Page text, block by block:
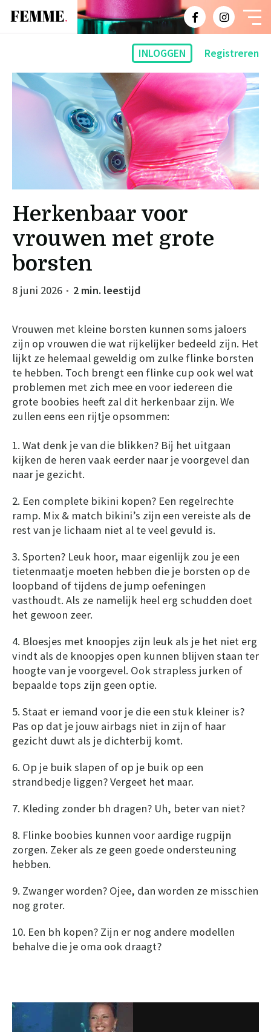
INLOGGEN Registreren
Herkenbaar voor
vrouwen met grote
borsten
8 juni 2026 ● 2 min. leestijd
Vrouwen met kleine borsten kunnen soms jaloers
zijn op vrouwen die wat rijkelijker bedeeld zijn. Het
lijkt ze helemaal geweldig om zulke flinke borsten
te hebben. Toch brengt een flinke cup ook wel wat
problemen met zich mee en voor iedereen die
grote boobies heeft zal dit herkenbaar zijn. We
zullen eens een rijtje opsommen:
1. Wat denk je van die blikken? Bij het uitgaan
kijken de heren vaak eerder naar je voorgevel dan
naar je gezicht.
2. Een complete bikini kopen? Een regelrechte
ramp. Mix & match bikini’s zijn een vereiste als de
rest van je lichaam niet al te veel gevuld is.
3. Sporten? Leuk hoor, maar eigenlijk zou je een
tietenmaatje moeten hebben die je borsten op de
loopband of tijdens de jump oefeningen
vasthoudt. Als ze namelijk heel erg schudden doet
het gewoon zeer.
4. Bloesjes met knoopjes zijn leuk als je het niet erg
vindt als de knoopjes open kunnen blijven staan ter
hoogte van je voorgevel. Ook strapless jurken of
bepaalde tops zijn geen optie.
5. Staat er iemand voor je die een stuk kleiner is?
Pas op dat je jouw airbags niet in zijn of haar
gezicht duwt als je dichterbij komt.
6. Op je buik slapen of op je buik op een
strandbedje liggen? Vergeet het maar.
7. Kleding zonder bh dragen? Uh, beter van niet?
8. Flinke boobies kunnen voor aardige rugpijn
zorgen. Zeker als ze geen goede ondersteuning
hebben.
9. Zwanger worden? Ojee, dan worden ze misschien
nog groter.
10. Een bh kopen? Zijn er nog andere modellen
behalve die je oma ook draagt?